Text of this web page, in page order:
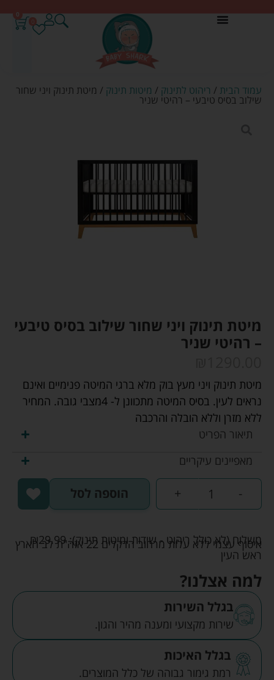
0
עמוד הבית / ריהוט לתינוק / מיטות תינוק / מיטת תינוק ויני שחור
שילוב בסיס טיבעי – רהיטי שניר
מיטת תינוק ויני שחור שילוב בסיס טיבעי
– רהיטי שניר
מיטת תינוק ויני מעץ בוק מלא ברגי המיטה פנימיים ואינם
נראים לעין. בסיס המיטה מתכוונן ל- 4מצבי גובה. המחיר
ללא מזרן וללא הובלה והרכבה
תיאור הפריט
מאפיינים עיקריים
-
+ הוספה לסל
משלוח (לא כולל ריהוט - שידות ומיטות תינוק): ₪29.99
איסוף עצמי ללא עלות מרחוב הדקלים 22 אזה"ת לב הארץ
ראש העין
למה אצלנו?
בגלל השירות
שירות מקצועי ומענה מהיר והגון.
בגלל האיכות
רמת גימור גבוהה של כלל המוצרים.